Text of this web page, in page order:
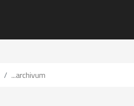
...archivum